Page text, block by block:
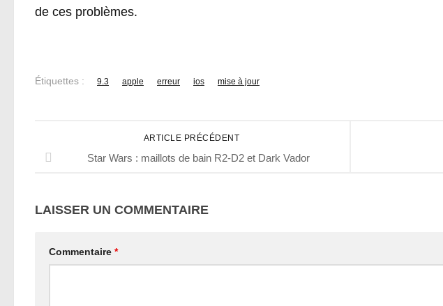
de ces problèmes.
Étiquettes : 9.3 apple erreur ios mise à jour
ARTICLE PRÉCÉDENT
Star Wars : maillots de bain R2-D2 et Dark Vador
LAISSER UN COMMENTAIRE
Commentaire *